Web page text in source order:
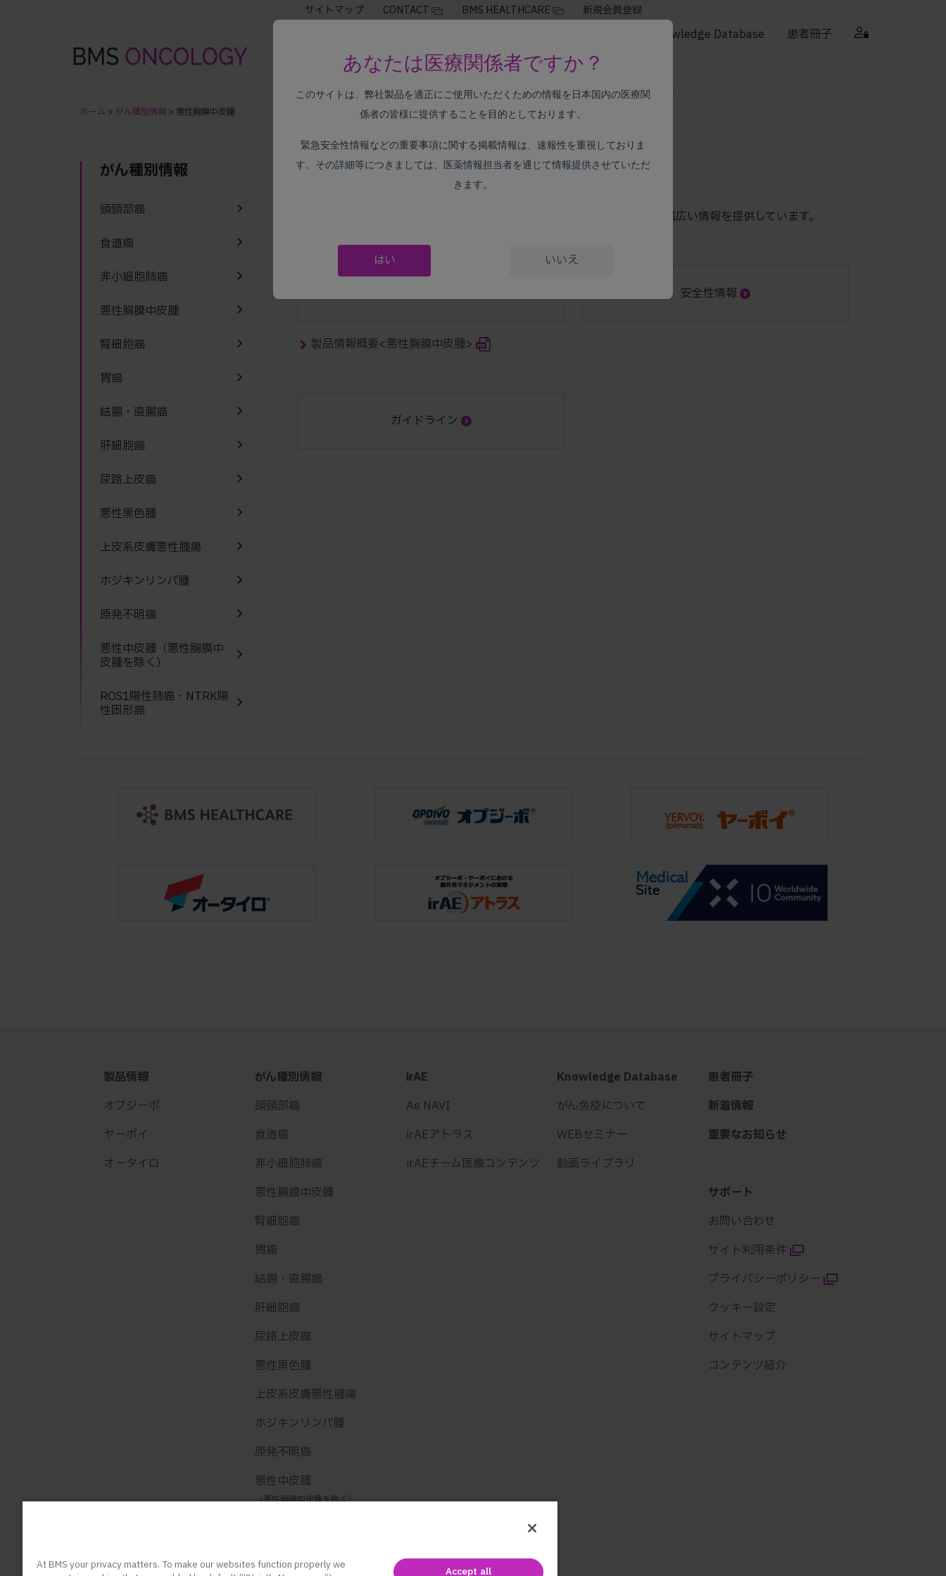
Knowledge Database 患者冊子
サイトマップ CONTACT BMS HEALTHCARE 新規会員登録
ホーム > がん種別情報 > 悪性胸膜中皮腫
がん種別情報
頭頸部癌
食道癌
非小細胞肺癌
悪性胸膜中皮腫
腎細胞癌
胃癌
結腸・直腸癌
肝細胞癌
尿路上皮癌
悪性黒色腫
上皮系皮膚悪性腫瘍
ホジキンリンパ腫
原発不明癌
悪性中皮腫（悪性胸膜中
皮腫を除く）
ROS1陽性肺癌・NTRK陽
性固形癌
悪性胸膜中皮腫
悪性胸膜中皮腫を対象とした臨床試験成績や安全性、周辺知識など幅広い情報を提供しています。
製品情報概要<悪性胸膜中皮腫>
安全性情報
ガイドライン
製品情報
オプジーボ
ヤーボイ
オータイロ
がん種別情報
頭頸部癌
食道癌
非小細胞肺癌
悪性胸膜中皮腫
腎細胞癌
胃癌
結腸・直腸癌
肝細胞癌
尿路上皮癌
悪性黒色腫
上皮系皮膚悪性腫瘍
ホジキンリンパ腫
原発不明癌
悪性中皮腫
（悪性胸膜中皮腫を除く）
irAE
Ae NAVI
irAEアトラス
irAEチーム医療コンテンツ
Knowledge Database
がん免疫について
WEBセミナー
動画ライブラリ
患者冊子
新着情報
重要なお知らせ
サポート
お問い合わせ
サイト利用条件
プライバシーポリシー
クッキー設定
サイトマップ
コンテンツ紹介
あなたは医療関係者ですか？
このサイトは、弊社製品を適正にご使用いただくための情報を日本国内の医療関
係者の皆様に提供することを目的としております。
緊急安全性情報などの重要事項に関する掲載情報は、速報性を重視しておりま
す。その詳細等につきましては、医薬情報担当者を通じて情報提供させていただ
きます。
はい いいえ
At BMS your privacy matters. To make our websites function properly we
Accept all